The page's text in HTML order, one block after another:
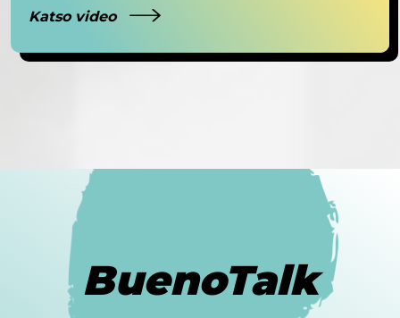
Katso video
BuenoTalk